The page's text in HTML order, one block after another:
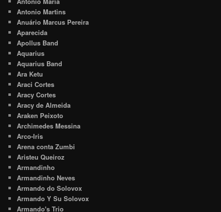
Antonio Martins
Anuário Marcus Pereira
Aparecida
Apollus Band
Aquarius
Aquarius Band
Ara Ketu
Araci Cortes
Aracy Cortes
Aracy de Almeida
Araken Peixoto
Archimedes Messina
Arco-Iris
Arena conta Zumbi
Aristeu Queiroz
Armandinho
Armandinho Neves
Armando do Solovox
Armando Y Su Solovox
Armando's Trio